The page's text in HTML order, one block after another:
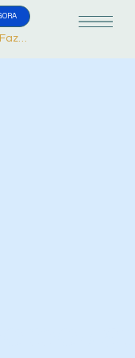
Fazer Login